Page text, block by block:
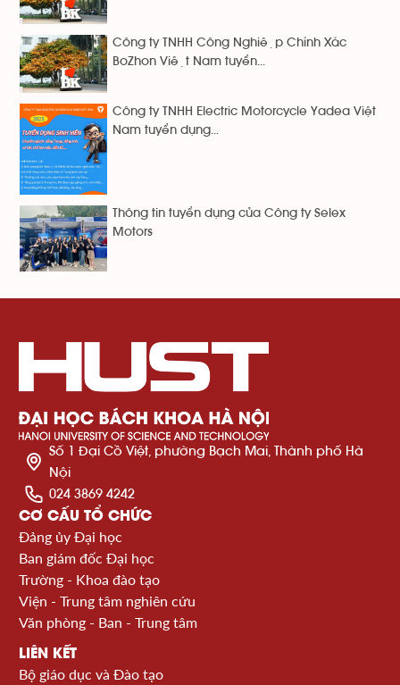
Công ty TNHH Công Nghiệp Chính Xác
BoZhon Việt Nam tuyển...
Công ty TNHH Electric Motorcycle Yadea Việt
Nam tuyển dụng...
Thông tin tuyển dụng của Công ty Selex
Motors
Số 1 Đại Cồ Việt, phường Bạch Mai, Thành phố Hà
Nội
024 3869 4242
CƠ CẤU TỔ CHỨC
Đảng ủy Đại học
Ban giám đốc Đại học
Trường - Khoa đào tạo
Viện - Trung tâm nghiên cứu
Văn phòng - Ban - Trung tâm
LIÊN KẾT
Bộ giáo dục và Đào tạo